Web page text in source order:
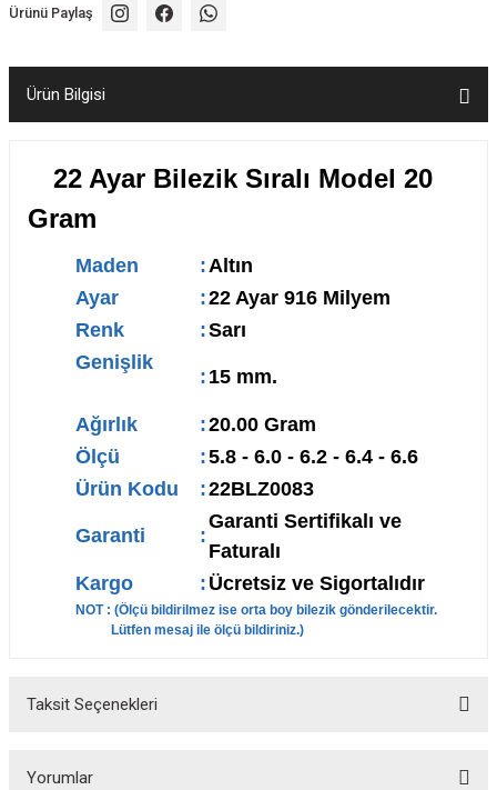
Ürünü Paylaş
Ürün Bilgisi
22 Ayar Bilezik Sıralı Model 20
Gram
Maden :Altın
Ayar
:22 Ayar 916 Milyem
Renk
:Sarı
Genişlik
: 15 mm.
Ağırlık :20.00 Gram
Ölçü
:5.8 - 6.0 - 6.2 - 6.4 - 6.6
Ürün Kodu
:22BLZ0083
Garanti :
Garanti Sertifikalı ve
Faturalı
Kargo
: Ücretsiz ve Sigortalıdır
NOT : (Ölçü bildirilmez ise orta boy bilezik gönderilecektir.
Lütfen mesaj ile ölçü bildiriniz.)
Taksit Seçenekleri
Yorumlar